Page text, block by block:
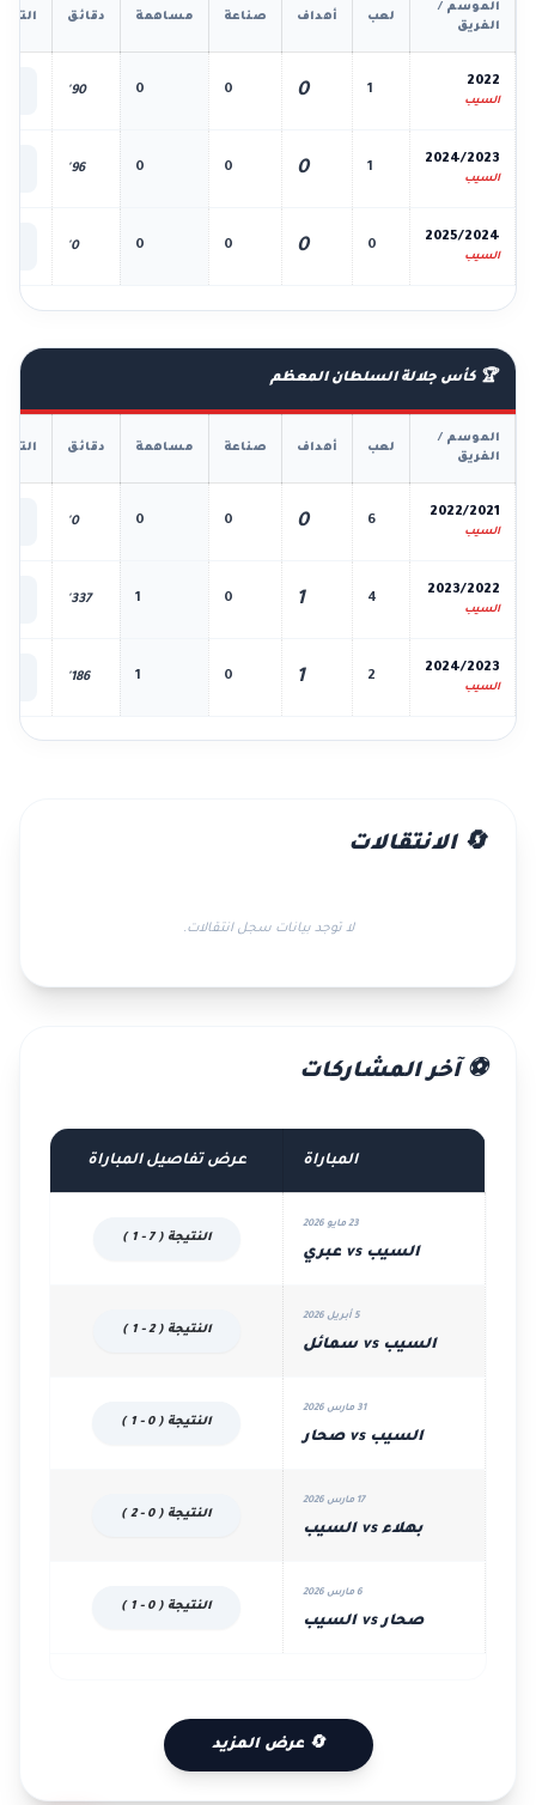
الموسم /
الفريق
لعب أهداف صناعة مساهمة دقائق
2022
السيب
1
0
0
0
90'
2024/2023
السيب
1
0
0
0
96'
2025/2024
السيب
0
0
0
0
0'
🏆 كأس جلالة السلطان المعظم
الموسم /
الفريق
لعب أهداف صناعة مساهمة دقائق
2022/2021
السيب
6
0
0
0
0'
2023/2022
السيب
4
1
0
1
337'
2024/2023
السيب
2
1
0
1
186'
🔄 الانتقالات
لا توجد بيانات سجل انتقالات.
⚽ آخر المشاركات
المباراة عرض تفاصيل المباراة
23 مايو 2026
السيب vs عبري
النتيجة ( 7 - 1 )
5 أبريل 2026
السيب vs سمائل
النتيجة ( 2 - 1 )
31 مارس 2026
السيب vs صحار
النتيجة ( 0 - 1 )
17 مارس 2026
بهلاء vs السيب
النتيجة ( 0 - 2 )
6 مارس 2026
صحار vs السيب
النتيجة ( 0 - 1 )
🔄 عرض المزيد